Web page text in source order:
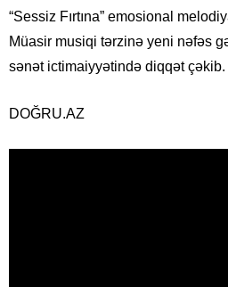
“Sessiz Fırtına” emosional
Müasir musiqi tərzinə yeni nəfəs
sənət ictimaiyyətində diqqət çəkib.
DOĞRU.AZ